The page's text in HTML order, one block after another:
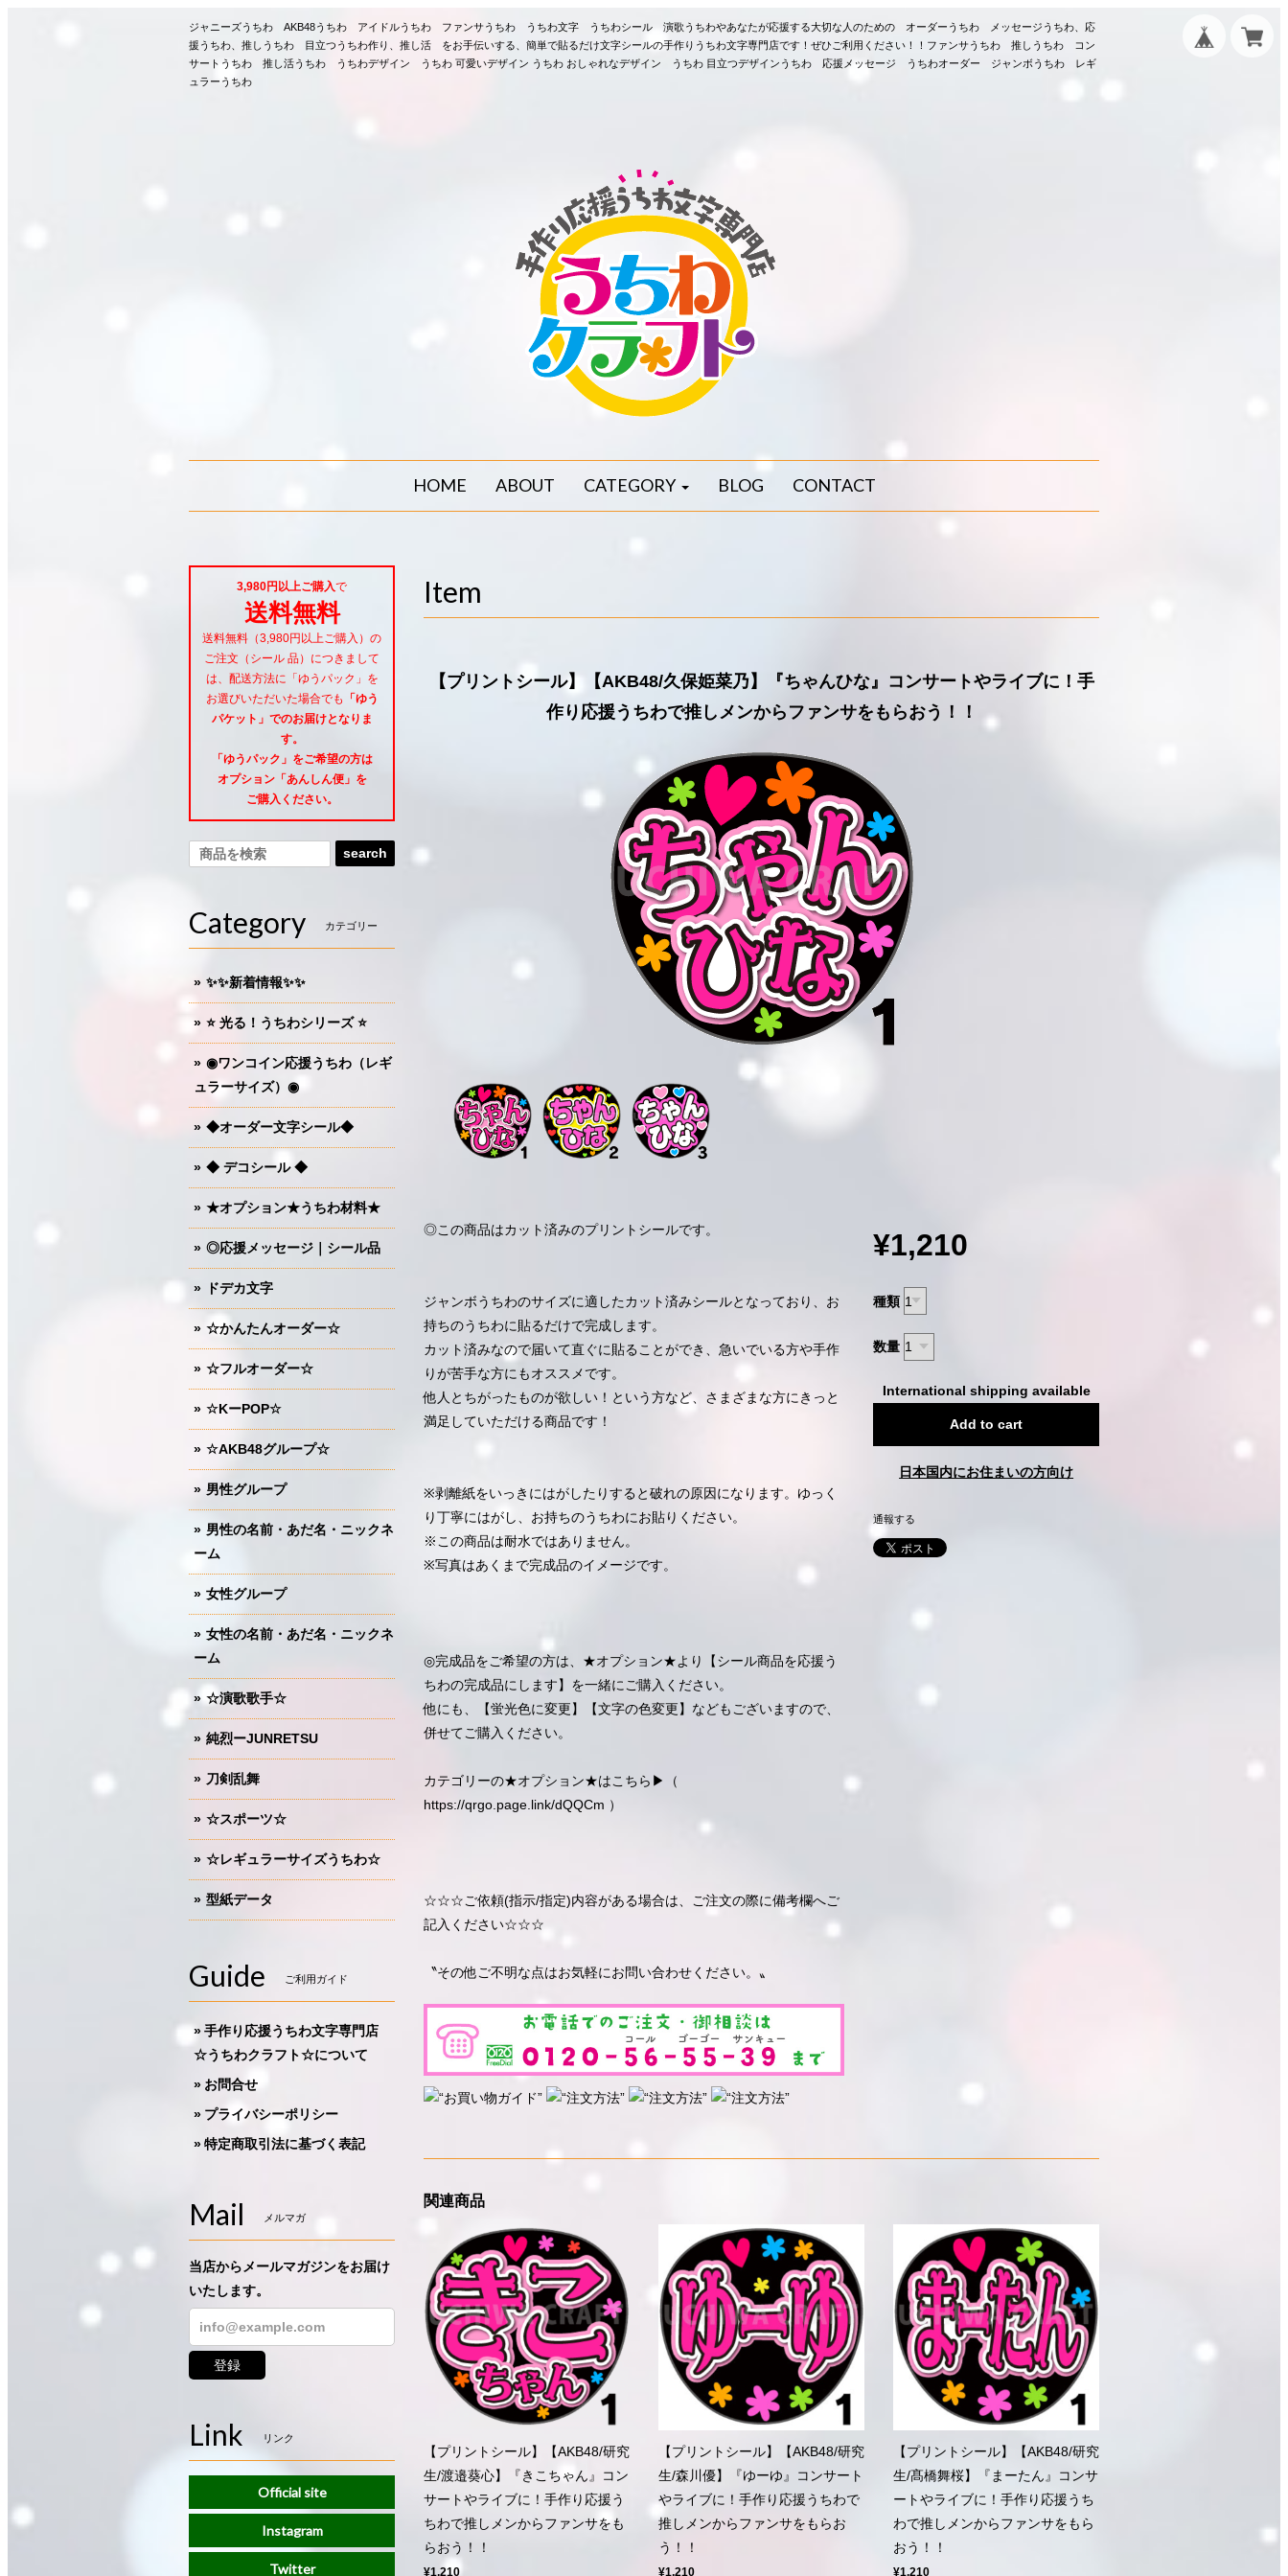
ジャニーズうちわ AKB48うちわ アイドルうちわ ファンサうちわ うちわ文字 うちわシール 演歌うちわやあなたが応援する大切な人のための オーダーうちわ メッセージうちわ、応
援うちわ、推しうちわ 目立つうちわ作り、推し活 をお手伝いする、簡単で貼るだけ文字シールの手作りうちわ文字専門店です！ぜひご利用ください！！ファンサうちわ 推しうちわ コン
サートうちわ 推し活うちわ うちわデザイン うちわ 可愛いデザイン うちわ おしゃれなデザイン うちわ 目立つデザインうちわ 応援メッセージ うちわオーダー ジャンボうちわ レギ
ュラーうちわ
HOME ABOUT CATEGORY BLOG CONTACT
Item
【プリントシール】【AKB48/久保姫菜乃】『ちゃんひな』コンサートやライブに！手
作り応援うちわで推しメンからファンサをもらおう！！
◎この商品はカット済みのプリントシールです。
ジャンボうちわのサイズに適したカット済みシールとなっており、お
持ちのうちわに貼るだけで完成します。
カット済みなので届いて直ぐに貼ることができ、急いでいる方や手作
りが苦手な方にもオススメです。
他人とちがったものが欲しい！という方など、さまざまな方にきっと
満足していただける商品です！
※剥離紙をいっきにはがしたりすると破れの原因になります。ゆっく
り丁寧にはがし、お持ちのうちわにお貼りください。
※この商品は耐水ではありません。
※写真はあくまで完成品のイメージです。
◎完成品をご希望の方は、★オプション★より【シール商品を応援う
ちわの完成品にします】を一緒にご購入ください。
他にも、【蛍光色に変更】【文字の色変更】などもございますので、
併せてご購入ください。
カテゴリーの★オプション★はこちら▶︎（
https://qrgo.page.link/dQQCm ）
☆☆☆ご依頼(指示/指定)内容がある場合は、ご注文の際に備考欄へご
記入ください☆☆☆
〝その他ご不明な点はお気軽にお問い合わせください。〟
¥1,210
種類
数量
International shipping available
Add to cart
日本国内にお住まいの方向け
通報する
関連商品
【プリントシール】【AKB48/研究
生/渡邉葵心】『きこちゃん』コン
サートやライブに！手作り応援う
ちわで推しメンからファンサをも
らおう！！
¥1,210
【プリントシール】【AKB48/研究
生/森川優】『ゆーゆ』コンサート
やライブに！手作り応援うちわで
推しメンからファンサをもらお
う！！
¥1,210
【プリントシール】【AKB48/研究
生/髙橋舞桜】『まーたん』コンサ
ートやライブに！手作り応援うち
わで推しメンからファンサをもら
おう！！
¥1,210
3,980円以上ご購入で
送料無料
送料無料（3,980円以上ご購入）の
ご注文（シール 品）につきまして
は、配送方法に「ゆうパック」を
お選びいただいた場合でも
「ゆう
パケット」でのお届けとなりま
す。
「ゆうパック」をご希望の方は
オプション「あんしん便」 を
ご購入ください。
search
Category カテゴリー
✨✨新着情報✨✨
⭐️ 光る！うちわシリーズ ⭐️
◉ワンコイン応援うちわ（レギ
ュラーサイズ）◉
◆オーダー文字シール◆
◆ デコシール ◆
★オプション★うちわ材料★
◎応援メッセージ｜シール品
ドデカ文字
☆かんたんオーダー☆
☆フルオーダー☆
☆KーPOP☆
☆AKB48グループ☆
男性グループ
男性の名前・あだ名・ニックネ
ーム
女性グループ
女性の名前・あだ名・ニックネ
ーム
☆演歌歌手☆
純烈ーJUNRETSU
刀剣乱舞
☆スポーツ☆
☆レギュラーサイズうちわ☆
型紙データ
Guide ご利用ガイド
手作り応援うちわ文字専門店
☆うちわクラフト☆について
お問合せ
プライバシーポリシー
特定商取引法に基づく表記
Mail メルマガ
当店からメールマガジンをお届け
いたします。
登録
Link リンク
Official site
Instagram
Twitter